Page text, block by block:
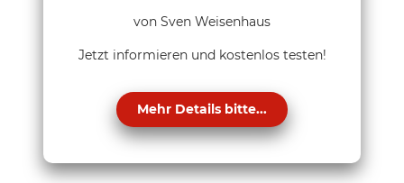
von Sven Weisenhaus
Jetzt informieren und kostenlos testen!
Mehr Details bitte...